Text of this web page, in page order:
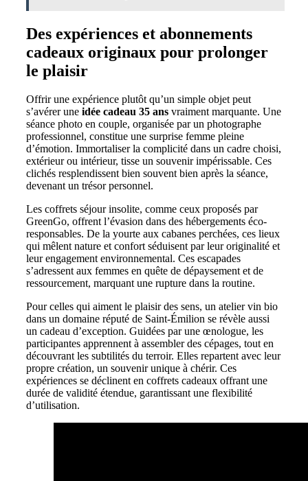
Des expériences et abonnements
cadeaux originaux pour prolonger
le plaisir
Offrir une expérience plutôt qu’un simple objet peut
s’avérer une idée cadeau 35 ans vraiment marquante. Une
séance photo en couple, organisée par un photographe
professionnel, constitue une surprise femme pleine
d’émotion. Immortaliser la complicité dans un cadre choisi,
extérieur ou intérieur, tisse un souvenir impérissable. Ces
clichés resplendissent bien souvent bien après la séance,
devenant un trésor personnel.
Les coffrets séjour insolite, comme ceux proposés par
GreenGo, offrent l’évasion dans des hébergements éco-
responsables. De la yourte aux cabanes perchées, ces lieux
qui mêlent nature et confort séduisent par leur originalité et
leur engagement environnemental. Ces escapades
s’adressent aux femmes en quête de dépaysement et de
ressourcement, marquant une rupture dans la routine.
Pour celles qui aiment le plaisir des sens, un atelier vin bio
dans un domaine réputé de Saint-Émilion se révèle aussi
un cadeau d’exception. Guidées par une œnologue, les
participantes apprennent à assembler des cépages, tout en
découvrant les subtilités du terroir. Elles repartent avec leur
propre création, un souvenir unique à chérir. Ces
expériences se déclinent en coffrets cadeaux offrant une
durée de validité étendue, garantissant une flexibilité
d’utilisation.